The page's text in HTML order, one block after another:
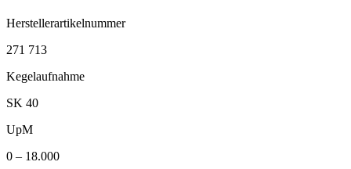
Herstellerartikelnummer
271 713
Kegelaufnahme
SK 40
UpM
0 – 18.000